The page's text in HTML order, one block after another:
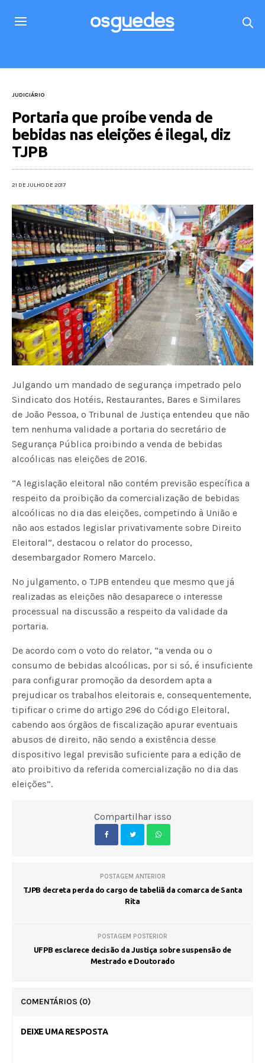
JUDICIÁRIO
Portaria que proíbe venda de
bebidas nas eleições é ilegal, diz
TJPB
21 DE JULHO DE 2017
Julgando um mandado de segurança impetrado pelo
Sindicato dos Hotéis, Restaurantes, Bares e Similares
de João Pessoa, o Tribunal de Justiça entendeu que não
tem nenhuma validade a portaria do secretário de
Segurança Pública proibindo a venda de bebidas
alcoólicas nas eleições de 2016.
“A legislação eleitoral não contém previsão específica a
respeito da proibição da comercialização de bebidas
alcoólicas no dia das eleições, competindo à União e
não aos estados legislar privativamente sobre Direito
Eleitoral”, destacou o relator do processo,
desembargador Romero Marcelo.
No julgamento, o TJPB entendeu que mesmo que já
realizadas as eleições não desaparece o interesse
processual na discussão a respeito da validade da
portaria.
De acordo com o voto do relator, “a venda ou o
consumo de bebidas alcoólicas, por si só, é insuficiente
para configurar promoção da desordem apta a
prejudicar os trabalhos eleitorais e, consequentemente,
tipificar o crime do artigo 296 do Código Eleitoral,
cabendo aos órgãos de fiscalização apurar eventuais
abusos de direito, não sendo a existência desse
dispositivo legal previsão suficiente para a edição de
ato proibitivo da referida comercialização no dia das
eleições”.
Compartilhar isso
POSTAGEM ANTERIOR
TJPB decreta perda do cargo de tabeliã da comarca de Santa
Rita
POSTAGEM POSTERIOR
UFPB esclarece decisão da Justiça sobre suspensão de
Mestrado e Doutorado
COMENTÁRIOS (0)
DEIXE UMA RESPOSTA